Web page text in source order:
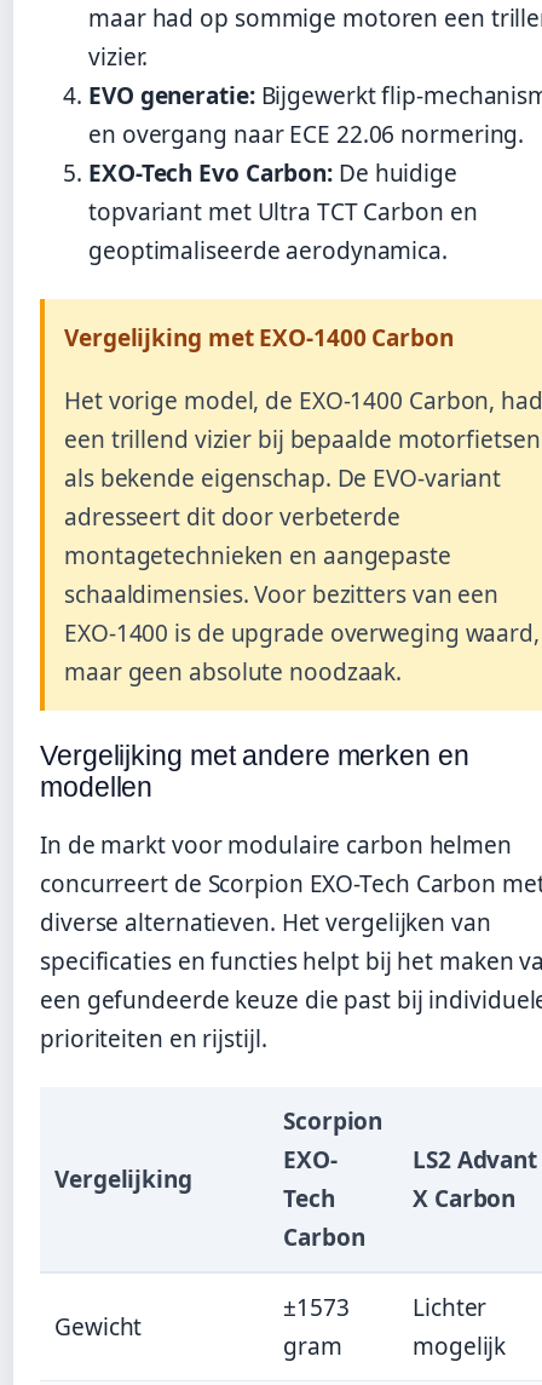
maar had op sommige motoren een
vizier.
EVO generatie:Bijgewerkt flip-
en overgang naar ECE 22.06 normering.
EXO-Tech Evo Carbon: De huidige
topvariant met Ultra TCT Carbon en
geoptimaliseerde aerodynamica.
Vergelijking met EXO-1400 Carbon
Het vorige model, de EXO-1400 Carbon, had
een trillend vizier bij bepaalde motorfietsen
als bekende eigenschap. De EVO-variant
adresseert dit door verbeterde
montagetechnieken en aangepaste
schaaldimensies. Voor bezitters van een
EXO-1400 is de upgrade overweging waard,
maar geen absolute noodzaak.
Vergelijking met andere merken en
modellen
In de markt voor modulaire carbon helmen
concurreert de Scorpion EXO-Tech Carbon
diverse alternatieven. Het vergelijken van
specificaties en functies helpt bij het maken
een gefundeerde keuze die past bij
prioriteiten en rijstijl.
Vergelijking
Scorpion
EXO-
Tech
Carbon
LS2 Advant
X Carbon
Gewicht
±1573
gram
Lichter
mogelijk